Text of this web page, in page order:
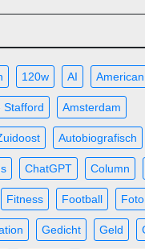
120w AI
Stafford Amsterdam
Autobiografisch
ChatGPT Column
Fitness Football Foto
Gedicht Geld